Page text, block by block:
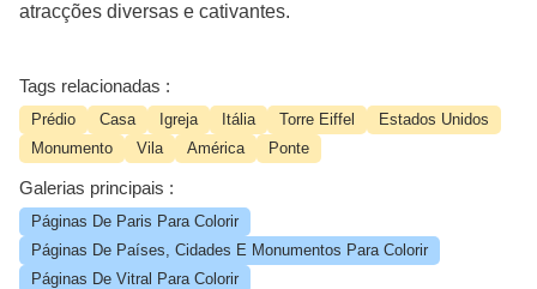
atracções diversas e cativantes.
Tags relacionadas :
Prédio Casa Igreja Itália Torre Eiffel
Estados Unidos
Monumento
Vila América Ponte
Galerias principais :
Páginas De Paris Para Colorir
Páginas De Países, Cidades E Monumentos Para Colorir
Páginas De Vitral Para Colorir